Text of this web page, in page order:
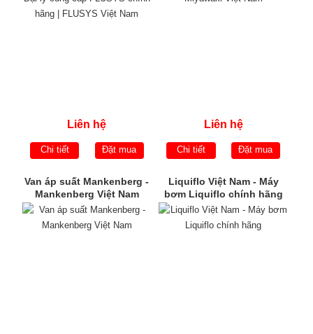
Liên hệ
Chi tiết Đặt mua
Liên hệ
Chi tiết Đặt mua
Van áp suất Mankenberg -
Mankenberg Việt Nam
Liquiflo Việt Nam - Máy
bơm Liquiflo chính hãng